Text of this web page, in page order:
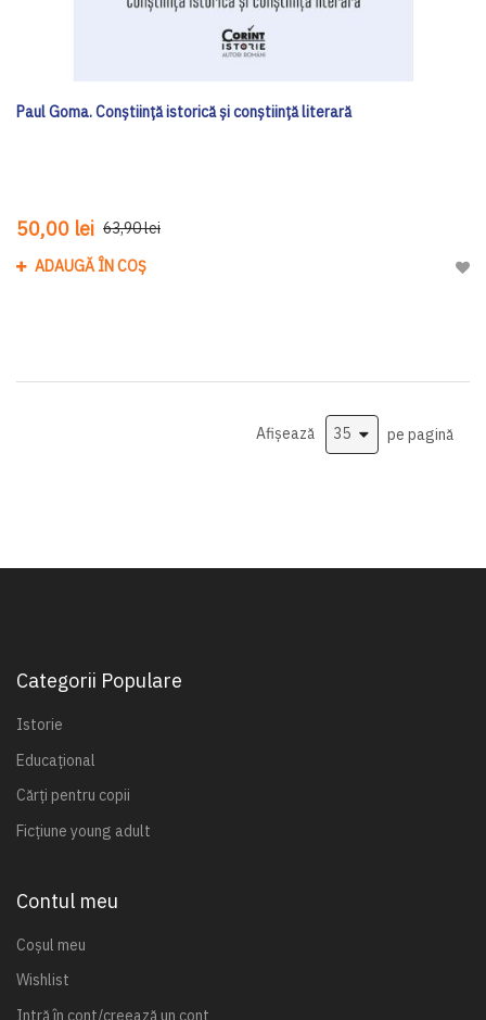
Paul Goma. Conștiință istorică și conștiință literară
50,00 lei 63,90 lei
ADAUGĂ ÎN COȘ
Afișează pe pagină
Categorii Populare
Istorie
Educațional
Cărți pentru copii
Ficțiune young adult
Contul meu
Coșul meu
Wishlist
Intră în cont/creează un cont